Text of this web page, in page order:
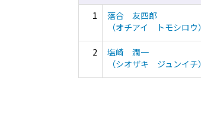
1
落合 友四郎
（オチアイ トモシロウ）
2
塩崎 潤一
（シオザキ ジュンイチ）